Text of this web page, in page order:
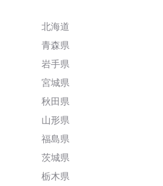
北海道
青森県
岩手県
宮城県
秋田県
山形県
福島県
茨城県
栃木県